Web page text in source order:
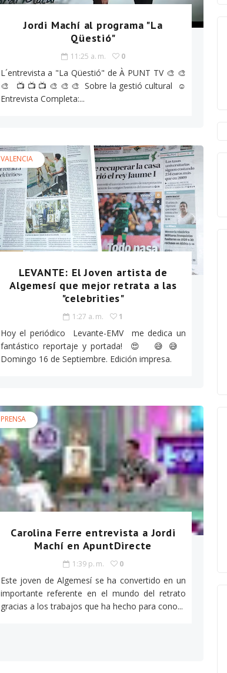
Jordi Machí al programa "La
Qüestió"
11:25 a. m. 0
L´entrevista a "La Qüestió" de À PUNT TV 🎨 🎨
🎨 📺 📺 📺 🎨 🎨 🎨 Sobre la gestió cultural ☺️
Entrevista Completa:...
VALENCIA
LEVANTE: El Joven artista de
Algemesí que mejor retrata a las
"celebrities"
1:27 a. m. 1
Hoy el periódico Levante-EMV me dedica un
fantástico reportaje y portada! 😍 😅 😅
Domingo 16 de Septiembre. Edición impresa.
PRENSA
Carolina Ferre entrevista a Jordi
Machí en ApuntDirecte
1:39 p. m. 0
Este joven de Algemesí se ha convertido en un
importante referente en el mundo del retrato
gracias a los trabajos que ha hecho para cono...